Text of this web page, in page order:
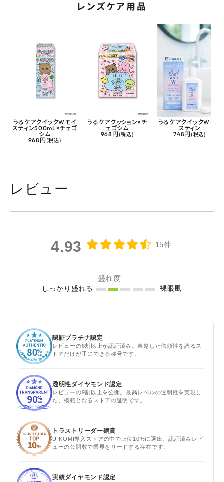
レンズケア用品
うるケアクイックWモイ
スティン500mL×チェゴ
シム
968円 (税込)
うるケアクッション×チ
ェゴシム
968円 (税込)
うるケアクイックWモイ
スティン
748円 (税込)
レビュー
4.93 15件
盛れ度
しっかり盛れる 裸眼風
認証プラチナ認定
レビューの8割以上が認証済み。卓越した信頼性を誇るス
トアだけが手にできる称号です。
透明性ダイヤモンド認定
レビューの9割以上を公開。最高レベルの透明性を実現し
た、模範となるストアの証明です。
トラストリーダー銅賞
U-KOMI導入ストアの中で上位10%に選出。認証済みレビ
ューの公開数で業界をリードする存在です。
実績ダイヤモンド認定